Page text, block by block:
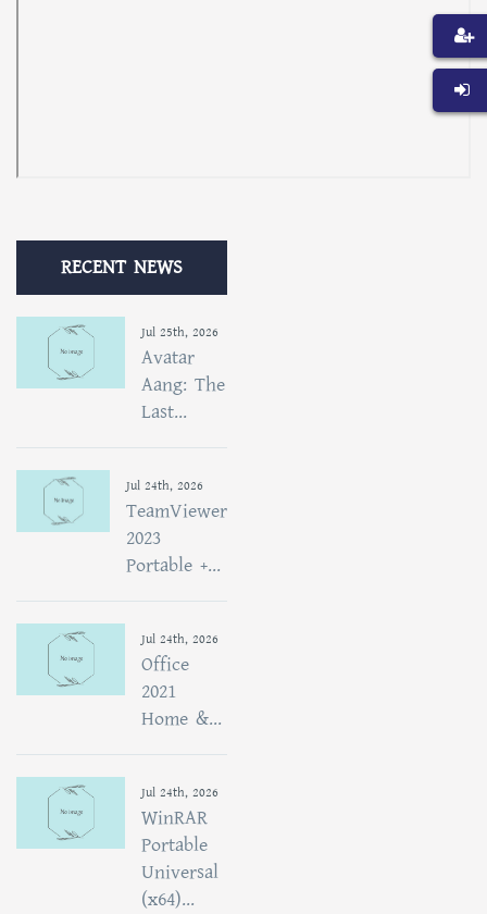
RECENT NEWS
Jul 25th, 2026
Avatar
Aang: The
Last...
Jul 24th, 2026
TeamViewer
2023
Portable +...
Jul 24th, 2026
Office
2021
Home &...
Jul 24th, 2026
WinRAR
Portable
Universal
(x64)...